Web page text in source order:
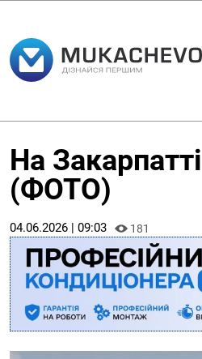
На
(ФОТО)
04.06.2026 | 09:03 181